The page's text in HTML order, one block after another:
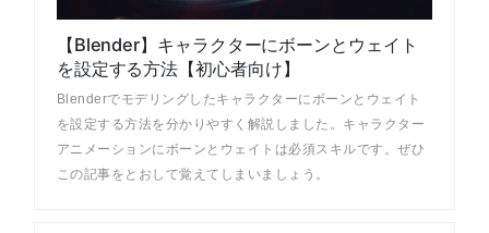
【Blender】キャラクターにボーンとウェイト
を設定する方法【初心者向け】
Blenderでモデリングしたキャラクターにボーンとウェイト
を設定する方法を分かりやすく解説しました。キャラクター
アニメーションにボーンとウェイトは必須スキルです。ぜひ
この記事をとおして覚えてしまいましょう。